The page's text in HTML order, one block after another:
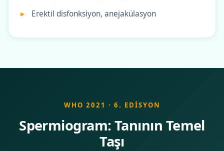
Erektil disfonksiyon, anejakülasyon
WHO 2021 · 6. EDISYON
Spermiogram: Tanının Temel
Taşı